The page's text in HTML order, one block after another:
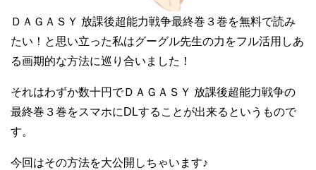
ＤＡＧＡＳＹ 放課後超能力戦争最終巻３巻を無料で読み
たい！と思い立った私はグーグル先生の力をフル活用しあ
る画期的な方法に巡り合いました！
それはわずか数十円でＤＡＧＡＳＹ 放課後超能力戦争の
最終巻３巻をスマホにDLすることが出来るというもので
す。
今回はその方法を大公開しちゃいます♪